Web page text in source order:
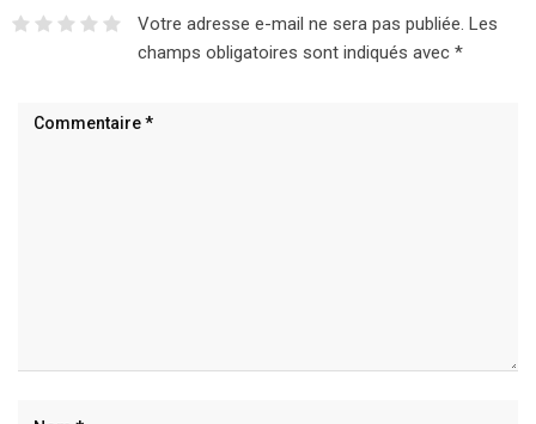
Votre adresse e-mail ne sera pas publiée. Les
champs obligatoires sont indiqués avec *